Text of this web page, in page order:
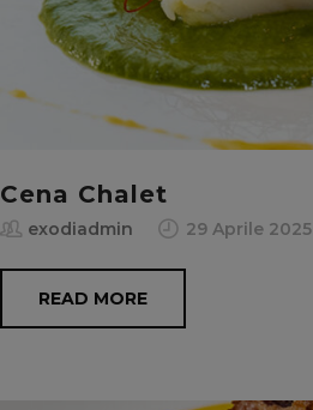
Cena Chalet
exodiadmin 29 Aprile 2025
READ MORE